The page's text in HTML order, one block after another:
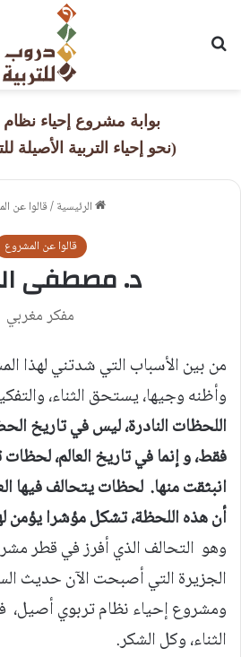
بوابة مشروع إحياء
(نحو إحياء التربية الأصيلة
الرئيسية/قالوا عن
قالوا عن المشروع
د. مصطفى
مفكر مغربي
من بين الأسباب التي شدتني لهذا
وأظنه وجيها، يستحق الثناء،
اللحظات النادرة، ليس في تاريخ
فقط، و إنما في تاريخ العالم،
انبثقت منها. لحظات يتحالف فيها
أن هذه اللحظة، تشكل مؤشرا يؤمن
وهو التحالف الذي أفرز في قطر
الجزيرة التي أصبحت الآن حديث
ومشروع إحياء نظام تربوي أصيل،
الثناء، وكل الشكر.